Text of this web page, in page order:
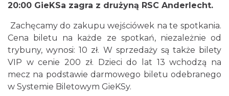
20:00 GieKSa zagra z drużyną RSC Anderlecht.
Zachęcamy do zakupu wejściówek na te spotkania.
Cena biletu na każde ze spotkań, niezależnie od
trybuny, wynosi: 10 zł. W sprzedaży są także bilety
VIP w cenie 200 zł. Dzieci do lat 13 wchodzą na
mecz na podstawie darmowego biletu odebranego
w Systemie Biletowym GieKSy.